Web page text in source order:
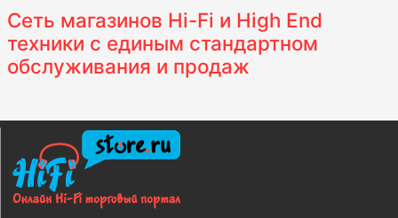
Сеть магазинов Hi-Fi и High End
техники с единым стандартном
обслуживания и продаж